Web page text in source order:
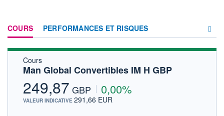
COURS PERFORMANCES ET RISQUES
Cours
Man Global Convertibles IM H GBP
249,87 GBP 0,00%
VALEUR INDICATIVE 291,66 EUR